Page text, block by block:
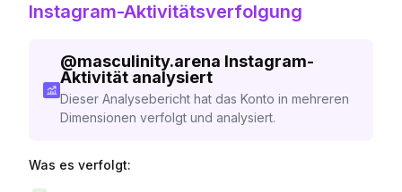
Instagram-Aktivitätsverfolgung
@masculinity.arena Instagram-
Aktivität analysiert
Dieser Analysebericht hat das Konto in mehreren
Dimensionen verfolgt und analysiert.
Was es verfolgt: